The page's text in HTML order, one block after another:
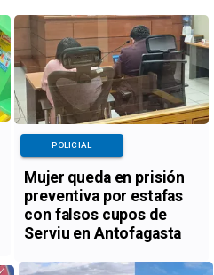
Mujer queda en prisión
preventiva por estafas
con falsos cupos de
Serviu en Antofagasta
POLICIAL